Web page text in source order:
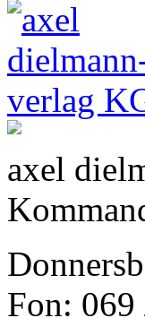
axel
Fon: